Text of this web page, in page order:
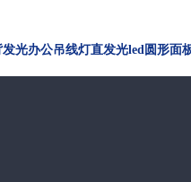
光办公吊线灯直发光led圆形面